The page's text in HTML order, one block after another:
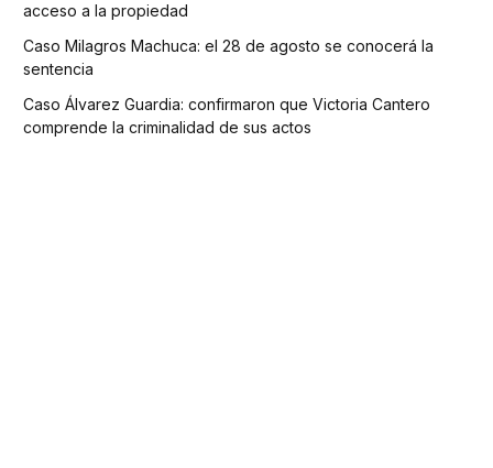
acceso a la propiedad
Caso Milagros Machuca: el 28 de agosto se conocerá la
sentencia
Caso Álvarez Guardia: confirmaron que Victoria Cantero
comprende la criminalidad de sus actos